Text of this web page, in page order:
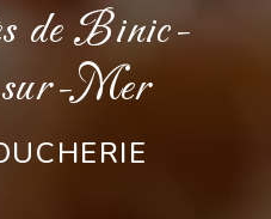
de Binic-
Mer